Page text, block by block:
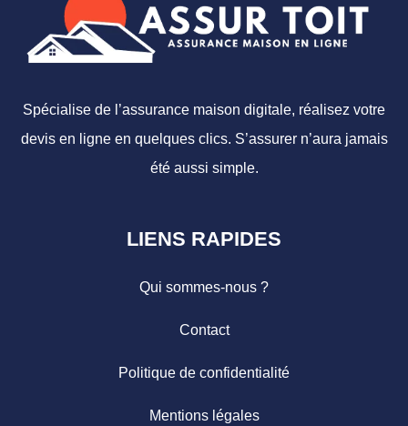
Spécialise de l’assurance maison digitale, réalisez votre
devis en ligne en quelques clics. S’assurer n’aura jamais
été aussi simple.
LIENS RAPIDES
Qui sommes-nous ?
Contact
Politique de confidentialité
Mentions légales